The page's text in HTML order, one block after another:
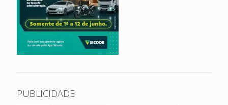
PUBLICIDADE